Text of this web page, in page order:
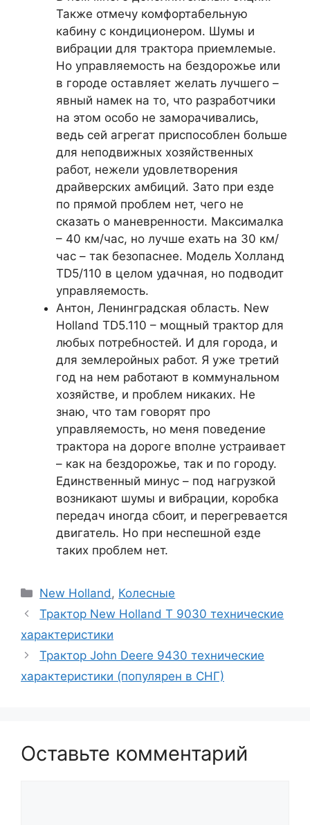
Также отмечу комфортабельную
кабину с кондиционером. Шумы и
вибрации для трактора приемлемые.
Но управляемость на бездорожье или
в городе оставляет желать лучшего –
явный намек на то, что разработчики
на этом особо не заморачивались,
ведь сей агрегат приспособлен больше
для неподвижных хозяйственных
работ, нежели удовлетворения
драйверских амбиций. Зато при езде
по прямой проблем нет, чего не
сказать о маневренности. Максималка
– 40 км/час, но лучше ехать на 30 км/
час – так безопаснее. Модель Холланд
TD5/110 в целом удачная, но подводит
управляемость.
Антон, Ленинградская область. New
Holland TD5.110 – мощный трактор для
любых потребностей. И для города, и
для землеройных работ. Я уже третий
год на нем работают в коммунальном
хозяйстве, и проблем никаких. Не
знаю, что там говорят про
управляемость, но меня поведение
трактора на дороге вполне устраивает
– как на бездорожье, так и по городу.
Единственный минус – под нагрузкой
возникают шумы и вибрации, коробка
передач иногда сбоит, и перегревается
двигатель. Но при неспешной езде
таких проблем нет.
Рубрики
New Holland, Колесные
Трактор New Holland T 9030 технические
характеристики
Трактор John Deere 9430 технические
характеристики (популярен в СНГ)
Оставьте комментарий